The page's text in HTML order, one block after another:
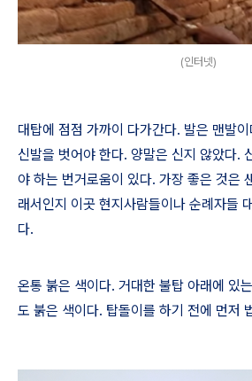
(인터넷)
대탑에 점점 가까이 다가간다. 발은 맨발
신발을 벗어야 한다. 양말은 신지 않았다.
야 하는 번거로움이 있다. 가장 좋은 것은
래서인지 이곳 현지사람들이나 순례자들
다.
온통 붉은 색이다. 거대한 불탑 아래에 있
도 붉은 색이다. 탑돌이를 하기 전에 먼저